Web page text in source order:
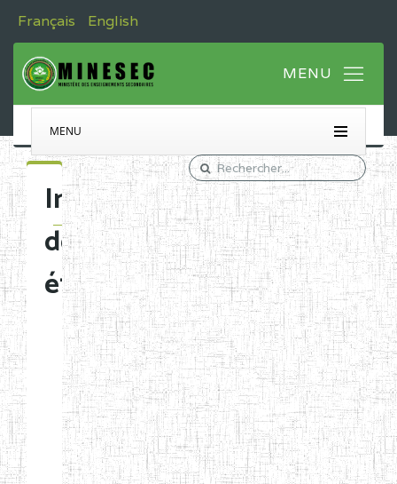
Français English
MENU
Immatriculation
des
établissements
Etablissements
d'enseignement
normal